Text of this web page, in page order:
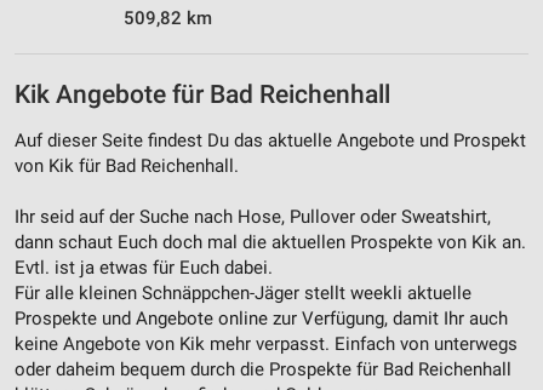
509,82 km
Kik Angebote für Bad Reichenhall
Auf dieser Seite findest Du das aktuelle Angebote und Prospekt
von Kik für Bad Reichenhall.
Ihr seid auf der Suche nach Hose, Pullover oder Sweatshirt,
dann schaut Euch doch mal die aktuellen Prospekte von Kik an.
Evtl. ist ja etwas für Euch dabei.
Für alle kleinen Schnäppchen-Jäger stellt weekli aktuelle
Prospekte und Angebote online zur Verfügung, damit Ihr auch
keine Angebote von Kik mehr verpasst. Einfach von unterwegs
oder daheim bequem durch die Prospekte für Bad Reichenhall
IAB-Besonderheiten:
Informationen identifizieren
Nicht-IAB-Verarbeitungszwecke:
Notwendig
Performance
Funktional
Werbung